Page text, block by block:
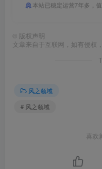
本站已稳定运营7年多，
© 版权声明
文章来自于互联网，如有侵权
风之领域
# 风之领域
喜欢